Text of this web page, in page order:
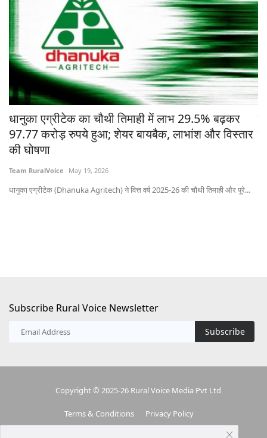
धानुका एग्रीटेक का चौथी तिमाही में लाभ 29.5% बढ़कर
97.77 करोड़ रुपये हुआ; शेयर बायबैक, लाभांश और विस्तार
की घोषणा
Team RuralVoice May 19, 2026
धानुका एग्रीटेक (Dhanuka Agritech) ने वित्त वर्ष 2025-26 की चौथी तिमाही और पूरे...
Subscribe Rural Voice Newsletter
Subscribe
Copyright © 2025-26 Rural Voice Media Pvt Ltd
Terms & Conditions Privacy Policy